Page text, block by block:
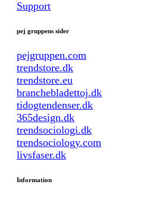
Support
pej gruppens sider
pejgruppen.com
trendstore.dk
trendstore.eu
branchebladettoj.dk
tidogtendenser.dk
365design.dk
trendsociologi.dk
trendsociology.com
livsfaser.dk
Information